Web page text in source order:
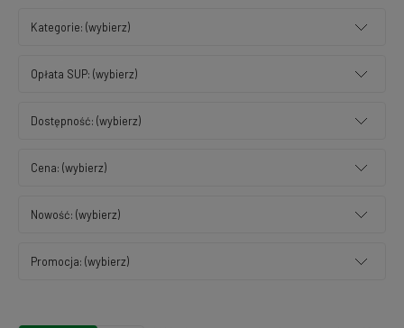
Kategorie: (wybierz)
Opłata SUP: (wybierz)
Dostępność: (wybierz)
Cena: (wybierz)
Nowość: (wybierz)
Promocja: (wybierz)